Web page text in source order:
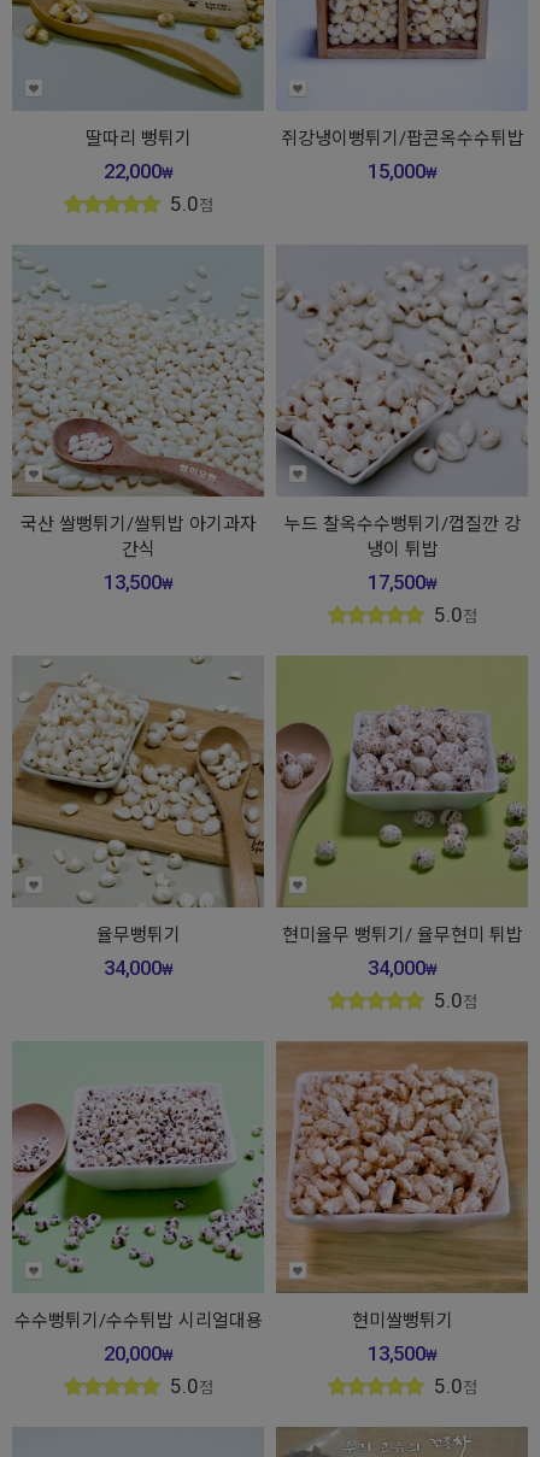
딸따리 뻥튀기
22,000₩
5.0점
쥐강냉이뻥튀기/팝콘옥수수튀밥
15,000₩
국산 쌀뻥튀기/쌀튀밥 아기과자
간식
13,500₩
누드 찰옥수수뻥튀기/껍질깐 강
냉이 튀밥
17,500₩
5.0점
율무뻥튀기
34,000₩
현미율무 뻥튀기/ 율무현미 튀밥
34,000₩
5.0점
수수뻥튀기/수수튀밥 시리얼대용
20,000₩
5.0점
현미쌀뻥튀기
13,500₩
5.0점